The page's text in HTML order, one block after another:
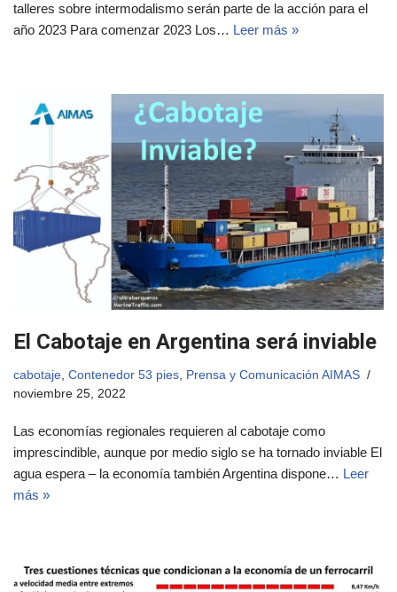
talleres sobre intermodalismo serán parte de la acción para el
año 2023 Para comenzar 2023 Los… Leer más »
El Cabotaje en Argentina será inviable
cabotaje, Contenedor 53 pies, Prensa y Comunicación AIMAS
noviembre 25, 2022
Las economías regionales requieren al cabotaje como
imprescindible, aunque por medio siglo se ha tornado inviable El
agua espera – la economía también Argentina dispone… Leer
más »